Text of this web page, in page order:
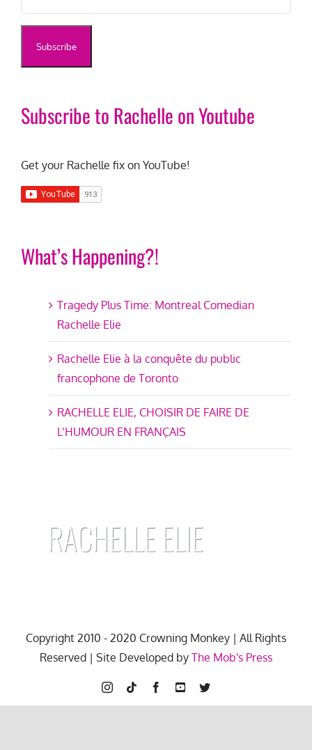
Subscribe to Rachelle on Youtube
Get your Rachelle fix on YouTube!
What’s Happening?!
Tragedy Plus Time: Montreal Comedian
Rachelle Elie
Rachelle Elie à la conquête du public
francophone de Toronto
RACHELLE ELIE, CHOISIR DE FAIRE DE
L’HUMOUR EN FRANÇAIS
Copyright 2010 - 2020 Crowning Monkey | All Rights
Reserved | Site Developed by The Mob's Press
Instagram
Tiktok Facebook
YouTubeTwitter